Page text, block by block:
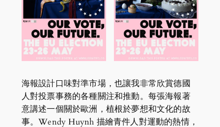
海報設計口味對準市場，也讓我非常欣賞德國
人對投票事務的各種關注和推動。每張海報著
意講述一個關於歐洲，植根於夢想和文化的故
事。Wendy Huynh 描繪青件人對運動的熱情，